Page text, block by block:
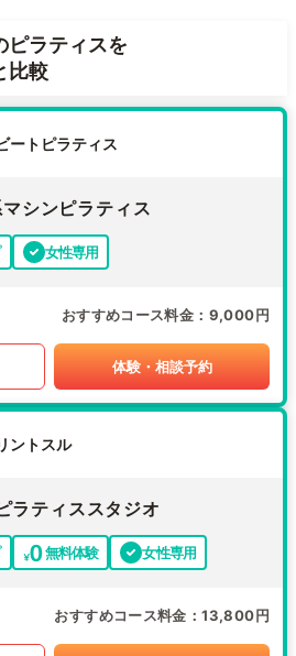
ピラティスを
比較
ートピラティス
シンピラティス
女性専用
おすすめコース料金 9,000円
体験・相談予約
ントスル
ラティススタジオ
無料体験 女性専用
おすすめコース料金 13,800円